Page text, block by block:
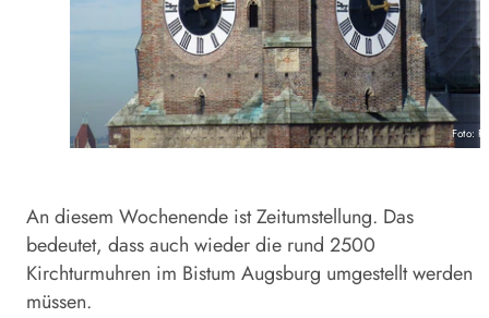
Foto:
An diesem Wochenende ist Zeitumstellung. Das
bedeutet, dass auch wieder die rund 2500
Kirchturmuhren im Bistum Augsburg umgestellt werden
müssen.